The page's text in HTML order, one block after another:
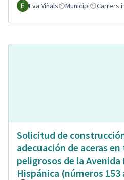
Eva Viñals Municipi Carrers i
Solicitud de
adecuación de aceras
peligrosos de la Avenida
Hispánica (números 153